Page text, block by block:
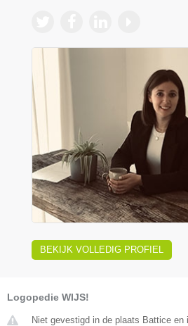
BEKIJK VOLLEDIG PROFIEL
Logopedie WIJS!
Niet gevestigd in de plaats Battice en